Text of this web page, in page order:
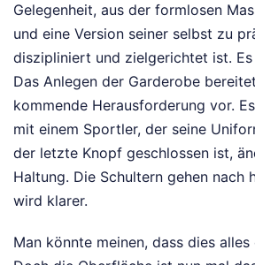
Gelegenheit, aus der formlosen
und eine Version seiner selbst zu
diszipliniert und zielgerichtet ist.
Das Anlegen der Garderobe
kommende Herausforderung vor.
mit einem Sportler, der seine
der letzte Knopf geschlossen ist,
Haltung. Die Schultern gehen nach
wird klarer.
Man könnte meinen, dass dies